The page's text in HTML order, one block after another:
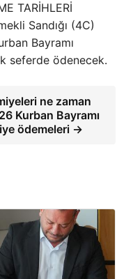
TARİHLERİ
Sandığı (4C)
Bayramı
seferde ödenecek.
ne zaman
Kurban Bayramı
ödemeleri →